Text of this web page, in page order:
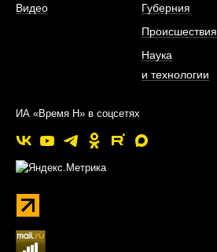
Видео
Губерния
Происшествия
Наука
и технологии
ИА «Время Н» в соцсетях